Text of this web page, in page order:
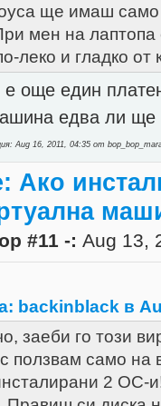
ще имаш само
мен на
леко и гладко
е още един
едва ли ще
Aug 16, 2011, 04:35 от
Ако
#11 -: Aug 13,
backinblack в
заеби го този
ползвам само на
2 ОС-и!